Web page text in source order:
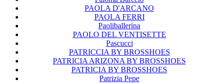
PAOLA D'ARCANO
PAOLA FERRI
Paoliballerina
PAOLO DEL VENTISETTE
Pascucci
PATRICCIA BY BROSSHOES
PATRICIA ARIZONA BY BROSSHOES
PATRICIA BY BROSSHOES
Patrizia Pepe